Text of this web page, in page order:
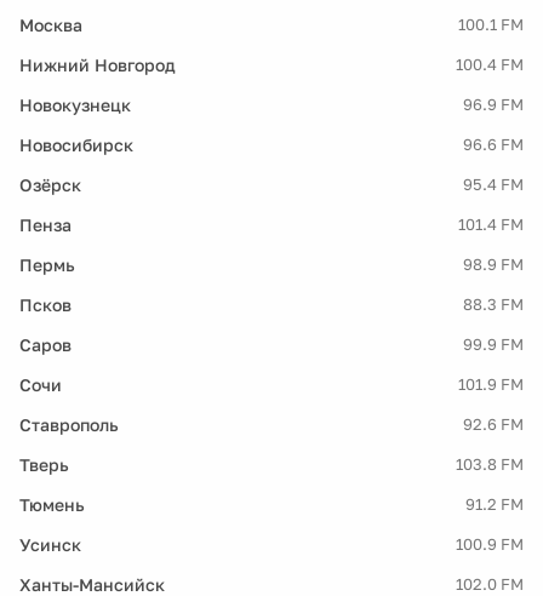
Москва 100.1 FM
Нижний Новгород 100.4 FM
Новокузнецк 96.9 FM
Новосибирск 96.6 FM
Озёрск 95.4 FM
Пенза 101.4 FM
Пермь 98.9 FM
Псков 88.3 FM
Саров 99.9 FM
Сочи 101.9 FM
Ставрополь 92.6 FM
Тверь 103.8 FM
Тюмень 91.2 FM
Усинск 100.9 FM
Ханты-Мансийск 102.0 FM